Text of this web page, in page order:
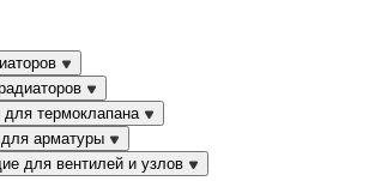
для термоклапана
арматуры
для вентилей и узлов